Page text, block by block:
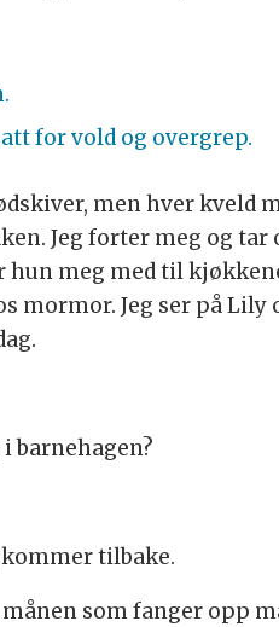
for vold og overgrep.
men hver kveld
Jeg forter meg og
meg med til
mormor. Jeg ser på
barnehagen?
kommer tilbake.
som fanger opp